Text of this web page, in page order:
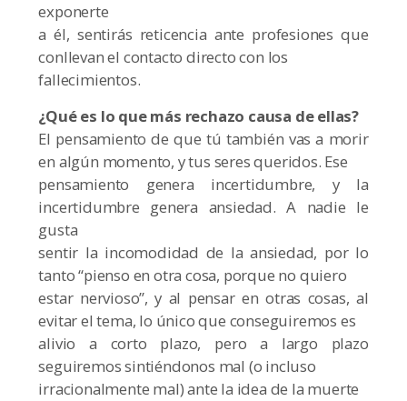
exponerte
a él, sentirás reticencia ante profesiones que
conllevan el contacto directo con los
fallecimientos.
¿Qué es lo que más rechazo causa de ellas?
El pensamiento de que tú también vas a morir
en algún momento, y tus seres queridos. Ese
pensamiento genera incertidumbre, y la
incertidumbre genera ansiedad. A nadie le
gusta
sentir la incomodidad de la ansiedad, por lo
tanto “pienso en otra cosa, porque no quiero
estar nervioso”, y al pensar en otras cosas, al
evitar el tema, lo único que conseguiremos es
alivio a corto plazo, pero a largo plazo
seguiremos sintiéndonos mal (o incluso
irracionalmente mal) ante la idea de la muerte